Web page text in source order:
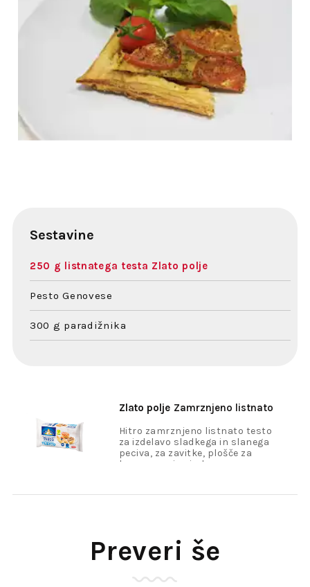
Sestavine
250 g listnatega testa Zlato polje
Pesto Genovese
300 g paradižnika
Zlato polje Zamrznjeno listnato
testo 500g
Hitro zamrznjeno listnato testo
za izdelavo sladkega in slanega
peciva, za zavitke, plošče za
kremne rezine ipd.
Preveri še